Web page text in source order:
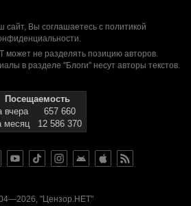
сайт, Вы соглашаетесь с политикой
.
может не разделять позицию авторов.
в разделе "Блоги" несут авторы текстов.
Посещаемость
вчера
657 660
месяц
12 586 370
"Цензор.НЕТ"